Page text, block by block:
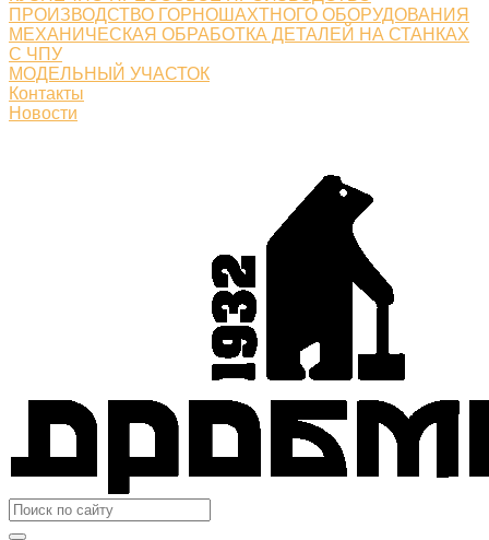
ПРОИЗВОДСТВО ГОРНОШАХТНОГО ОБОРУДОВАНИЯ
МЕХАНИЧЕСКАЯ ОБРАБОТКА ДЕТАЛЕЙ НА СТАНКАХ
С ЧПУ
МОДЕЛЬНЫЙ УЧАСТОК
Контакты
Новости